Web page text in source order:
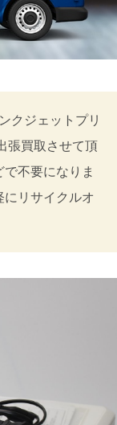
クジェットプリ
張買取させて頂
不要になりま
にリサイクルオ